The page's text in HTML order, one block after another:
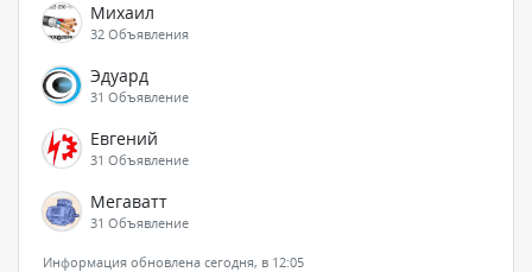
Михаил
32 Объявления
Эдуард
31 Объявление
Евгений
31 Объявление
Мегаватт
31 Объявление
Информация обновлена сегодня, в 12:05